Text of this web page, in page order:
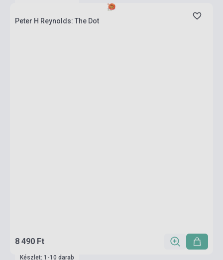
Peter H Reynolds: The Dot
8 490 Ft
Készlet: 1-10 darab